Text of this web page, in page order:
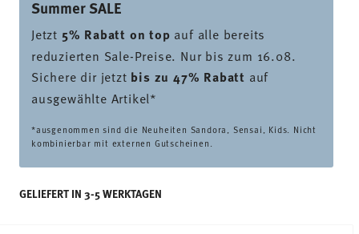
Summer SALE
Jetzt 5% Rabatt on top auf alle bereits
reduzierten Sale-Preise. Nur bis zum 16.08.
Sichere dir jetzt bis zu 47% Rabatt auf
ausgewählte Artikel*
*ausgenommen sind die Neuheiten Sandora, Sensai, Kids. Nicht
kombinierbar mit externen Gutscheinen.
GELIEFERT IN 3-5 WERKTAGEN